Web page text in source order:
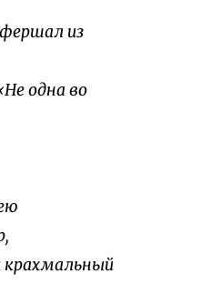
из
одна во
крахмальный